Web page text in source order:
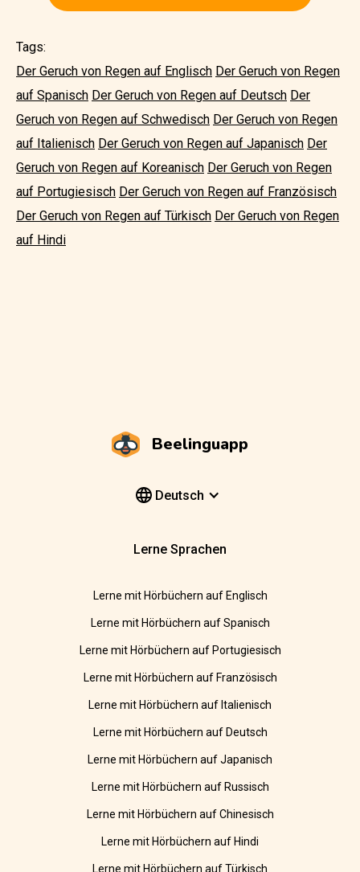
Tags:
Der Geruch von Regen auf Englisch Der Geruch von Regen
auf Spanisch Der Geruch von Regen auf Deutsch Der
Geruch von Regen auf Schwedisch Der Geruch von Regen
auf Italienisch Der Geruch von Regen auf Japanisch Der
Geruch von Regen auf Koreanisch Der Geruch von Regen
auf Portugiesisch Der Geruch von Regen auf Französisch
Der Geruch von Regen auf Türkisch Der Geruch von Regen
auf Hindi
Beelinguapp
Deutsch
Lerne Sprachen
Lerne mit Hörbüchern auf Englisch
Lerne mit Hörbüchern auf Spanisch
Lerne mit Hörbüchern auf Portugiesisch
Lerne mit Hörbüchern auf Französisch
Lerne mit Hörbüchern auf Italienisch
Lerne mit Hörbüchern auf Deutsch
Lerne mit Hörbüchern auf Japanisch
Lerne mit Hörbüchern auf Russisch
Lerne mit Hörbüchern auf Chinesisch
Lerne mit Hörbüchern auf Hindi
Lerne mit Hörbüchern auf Türkisch